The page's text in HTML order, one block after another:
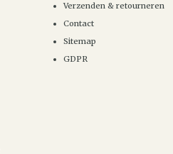
Verzenden & retourneren
Contact
Sitemap
GDPR